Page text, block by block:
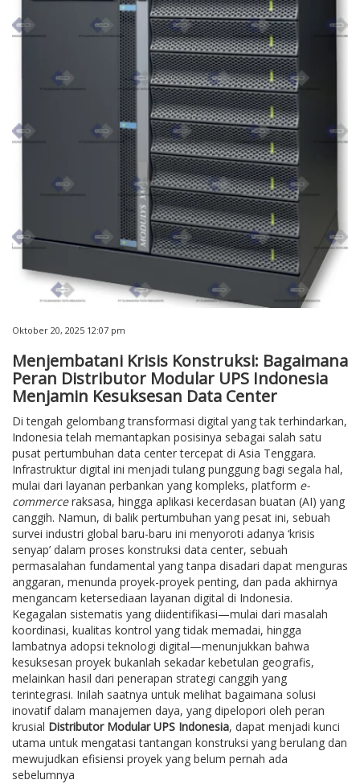
Oktober 20, 2025 12:07 pm
Menjembatani Krisis Konstruksi: Bagaimana
Peran Distributor Modular UPS Indonesia
Menjamin Kesuksesan Data Center
Di tengah gelombang transformasi digital yang tak terhindarkan,
Indonesia telah memantapkan posisinya sebagai salah satu
pusat pertumbuhan data center tercepat di Asia Tenggara.
Infrastruktur digital ini menjadi tulang punggung bagi segala hal,
mulai dari layanan perbankan yang kompleks, platform e-
commerceraksasa, hingga aplikasi kecerdasan buatan (AI) yang
canggih. Namun, di balik pertumbuhan yang pesat ini, sebuah
survei industri global baru-baru ini menyoroti adanya ‘krisis
senyap’ dalam proses konstruksi data center, sebuah
permasalahan fundamental yang tanpa disadari dapat menguras
anggaran, menunda proyek-proyek penting, dan pada akhirnya
mengancam ketersediaan layanan digital di Indonesia.
Kegagalan sistematis yang diidentifikasi—mulai dari masalah
koordinasi, kualitas kontrol yang tidak memadai, hingga
lambatnya adopsi teknologi digital—menunjukkan bahwa
kesuksesan proyek bukanlah sekadar kebetulan geografis,
melainkan hasil dari penerapan strategi canggih yang
terintegrasi. Inilah saatnya untuk melihat bagaimana solusi
inovatif dalam manajemen daya, yang dipelopori oleh peran
krusial Distributor Modular UPS Indonesia, dapat menjadi kunci
utama untuk mengatasi tantangan konstruksi yang berulang dan
mewujudkan efisiensi proyek yang belum pernah ada
sebelumnya